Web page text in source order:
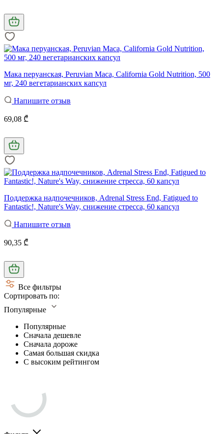
Мака перуанская, Peruvian Maca, California Gold Nutrition, 500
мг, 240 вегетарианских капсул
Напишите отзыв
69,08 ₾
Поддержка надпочечников, Adrenal Stress End, Fatigued to
Fantastic!, Nature's Way, снижение стресса, 60 капсул
Напишите отзыв
90,35 ₾
Все фильтры
Сортировать по:
Популярные
Популярные
Сначала дешевле
Сначала дороже
Самая большая скидка
С высоким рейтингом